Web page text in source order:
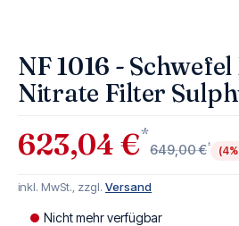
NF 1016 -
Nitrate Filter
623,04 €*
649,00 €*
inkl. MwSt., zzgl. Versand
Nicht mehr verfügbar